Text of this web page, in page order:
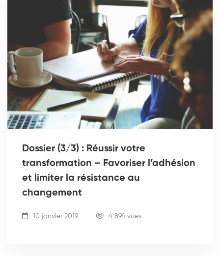
Dossier (3/3) : Réussir votre
transformation – Favoriser l’adhésion
et limiter la résistance au
changement
10 janvier 2019 4 894 vues